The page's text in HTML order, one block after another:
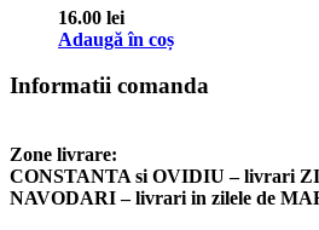
16.00 lei
Adaugă în coș
Informatii comanda
Zone livrare:
CONSTANTA si OVIDIU – livrari
NAVODARI – livrari in zilele de